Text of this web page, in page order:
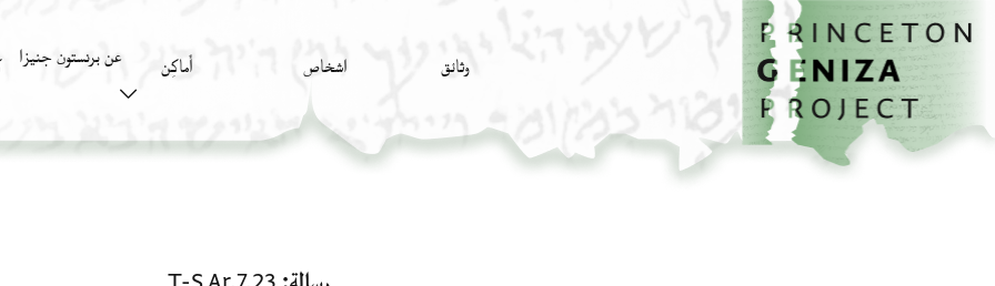
تخطي إلى المحتوى الرئيسي
الصفحة الرئيسية
وثائق اشخاص أَماكِن عن برنستون جنيزا